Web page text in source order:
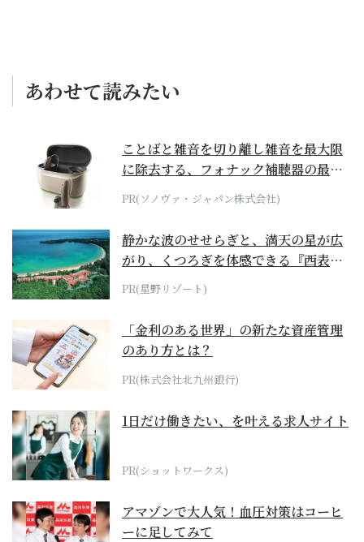
あわせて読みたい
ことばと雑音を切り離し雑音を最大限
に除去する、フォナック補聴器の最上
位モデル
PR(ソノヴァ・ジャパン株式会社)
静かな波のせせらぎと、満天の星が広
がり、くつろぎを体感できる『西表島
ホテル by...
PR(星野リゾート)
「金利のある世界」の新たな資産管理
のあり方とは？
PR(株式会社北九州銀行)
1日だけ働きたい、を叶える求人サイト
PR(ショットワークス)
アマゾンで大人気！血圧対策はコーヒ
ーに足してみて